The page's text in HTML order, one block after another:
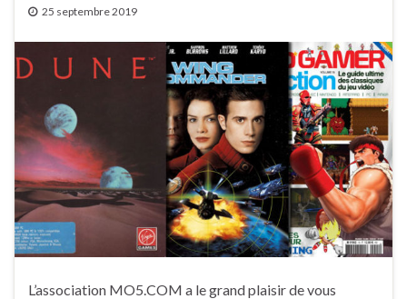
25 septembre 2019
L’association MO5.COM a le grand plaisir de vous